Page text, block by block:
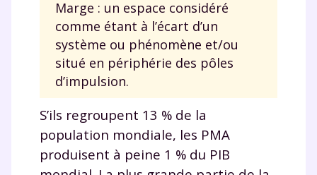
Marge : un espace considéré
comme étant à l’écart d’un
système ou phénomène et/ou
situé en périphérie des pôles
d’impulsion.
S’ils regroupent 13 % de la
population mondiale, les PMA
produisent à peine 1 % du PIB